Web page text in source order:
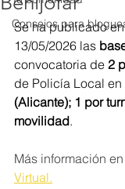
Consejos para
Se ha publicado
13/05/2026 las
convocatoria de 2
de Policía Local en
(Alicante); 1 por
movilidad.
Más información
Virtual.